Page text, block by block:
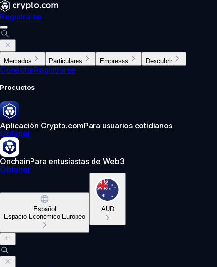
Registrarse
Mercados Particulares Empresas Descubrir
ConectarRegistrarse
Productos
Aplicación Crypto.comPara usuarios cotidianos
Obtener
OnchainPara entusiastas de Web3
Obtener
Español
Espacio Económico Europeo
AUD